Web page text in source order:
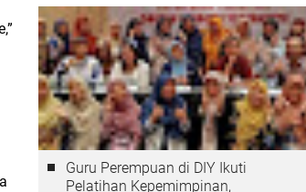
Guru Perempuan di DIY Ikuti
Pelatihan Kepemimpinan,